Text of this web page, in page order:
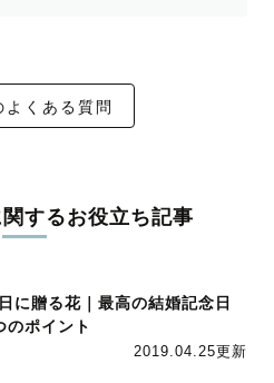
よくある質問
するお役立ち記事
に贈る花｜最高の結婚記念日
のポイント
2019.04.25更新